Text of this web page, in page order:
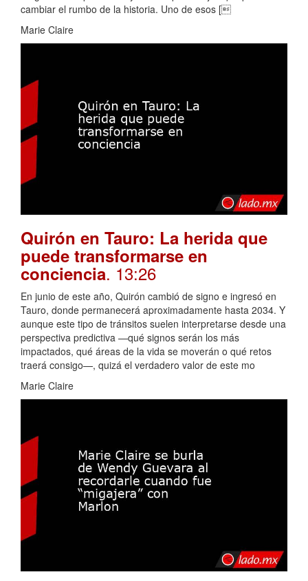
cambiar el rumbo de la historia. Uno de esos [
Marie Claire
Quirón en Tauro: La herida que
puede transformarse en
conciencia. 13:26
En junio de este año, Quirón cambió de signo e ingresó en
Tauro, donde permanecerá aproximadamente hasta 2034. Y
aunque este tipo de tránsitos suelen interpretarse desde una
perspectiva predictiva —qué signos serán los más
impactados, qué áreas de la vida se moverán o qué retos
traerá consigo—, quizá el verdadero valor de este mo
Marie Claire